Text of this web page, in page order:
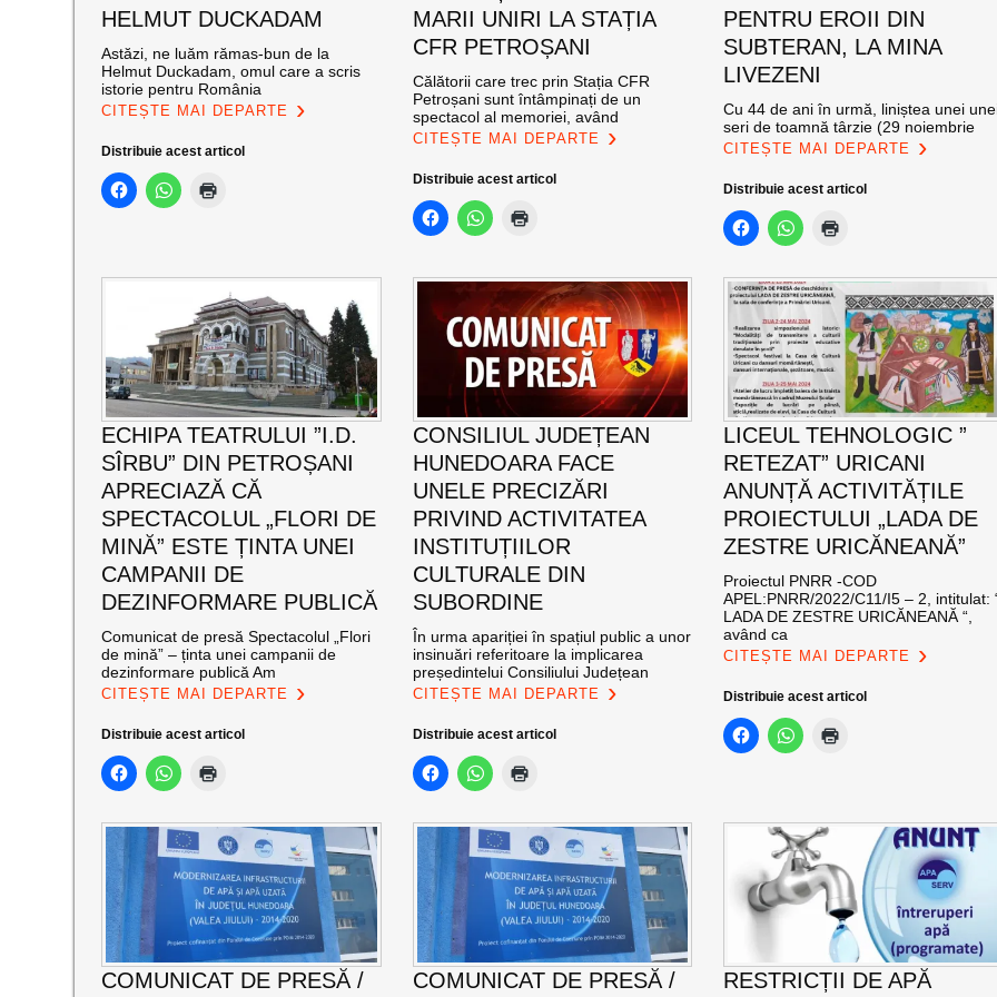
HELMUT DUCKADAM
Astăzi, ne luăm rămas-bun de la
Helmut Duckadam, omul care a scris
istorie pentru România
CITEȘTE MAI DEPARTE
Distribuie acest articol
MARII UNIRI LA STAȚIA
CFR PETROȘANI
Călătorii care trec prin Stația CFR
Petroșani sunt întâmpinați de un
spectacol al memoriei, având
CITEȘTE MAI DEPARTE
Distribuie acest articol
PENTRU EROII DIN
SUBTERAN, LA MINA
LIVEZENI
Cu 44 de ani în urmă, liniștea unei
seri de toamnă târzie (29 noiembrie
CITEȘTE MAI DEPARTE
Distribuie acest articol
ECHIPA TEATRULUI ”I.D.
SÎRBU” DIN PETROȘANI
APRECIAZĂ CĂ
SPECTACOLUL „FLORI DE
MINĂ” ESTE ȚINTA UNEI
CAMPANII DE
DEZINFORMARE PUBLICĂ
Comunicat de presă Spectacolul „Flori
de mină” – ținta unei campanii de
dezinformare publică Am
CITEȘTE MAI DEPARTE
Distribuie acest articol
CONSILIUL JUDEȚEAN
HUNEDOARA FACE
UNELE PRECIZĂRI
PRIVIND ACTIVITATEA
INSTITUȚIILOR
CULTURALE DIN
SUBORDINE
În urma apariției în spațiul public a unor
insinuări referitoare la implicarea
președintelui Consiliului Județean
CITEȘTE MAI DEPARTE
Distribuie acest articol
LICEUL TEHNOLOGIC ”
RETEZAT” URICANI
ANUNȚĂ ACTIVITĂȚILE
PROIECTULUI „LADA DE
ZESTRE URICĂNEANĂ”
Proiectul PNRR -COD
APEL:PNRR/2022/C11/I5 – 2, intitulat:
LADA DE ZESTRE URICĂNEANĂ “,
având ca
CITEȘTE MAI DEPARTE
Distribuie acest articol
COMUNICAT DE PRESĂ /
COMUNICAT DE PRESĂ /
RESTRICȚII DE APĂ